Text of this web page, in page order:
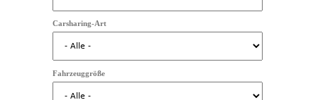
Carsharing-Art
Fahrzeuggröße